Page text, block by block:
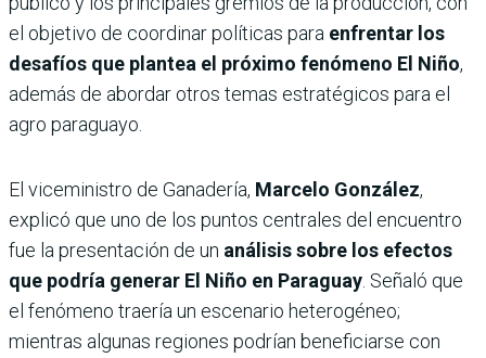
el objetivo de coordinar políticas para enfrentar los
desafíos que plantea el próximo fenómeno El Niño,
además de abordar otros temas estratégicos para el
agro paraguayo.
El viceministro de Ganadería, Marcelo González,
explicó que uno de los puntos centrales del encuentro
fue la presentación de un análisis sobre los efectos
que podría generar El Niño en Paraguay . Señaló que
el fenómeno traería un escenario heterogéneo;
mientras algunas regiones podrían beneficiarse con